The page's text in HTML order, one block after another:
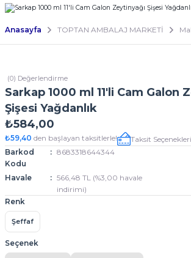
Anasayfa TOPTAN AMBALAJ MARKETİ
(0) Değerlendirme
Sarkap 1000 ml 11'li Cam Galon
Şişesi Yağdanlık
₺584,00
₺59,40 den başlayan taksitlerle!
Taksit Seçenekleri
Barkod
Kodu
8683318644344
Havale
566,48 TL (%3,00 havale
indirimi)
Renk
Şeffaf
Seçenek